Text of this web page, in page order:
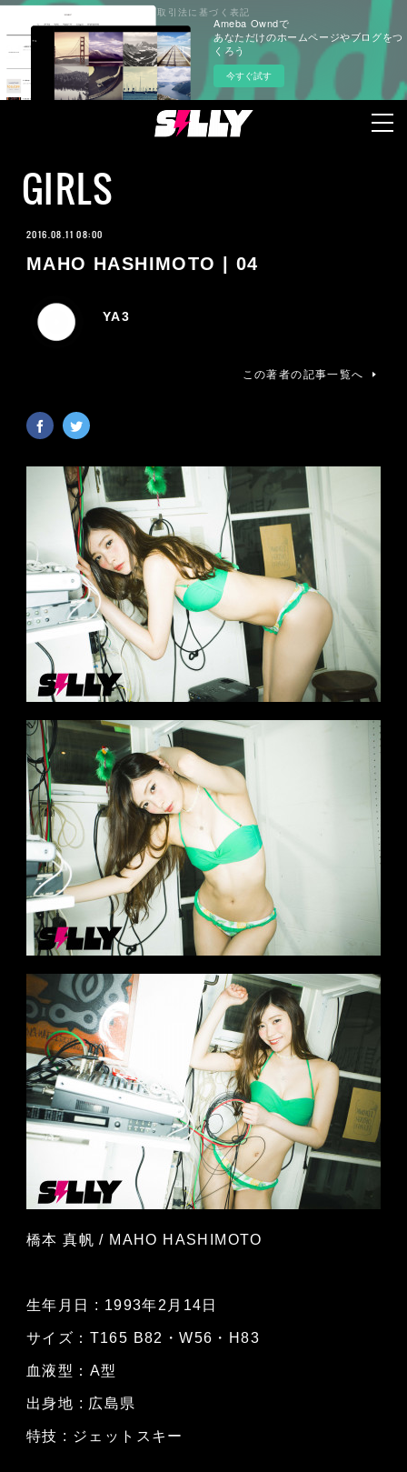
Ameba Owndで
あなただけのホームページやブログをつ
くろう
今すぐ試す
GIRLS
2016.08.11 08:00
MAHO HASHIMOTO | 04
YA3
この著者の記事一覧へ
橋本 真帆 / MAHO HASHIMOTO
生年月日 : 1993年2月14日
サイズ：T165 B82・W56・H83
血液型：A型
出身地 : 広島県
特技 : ジェットスキー
プライバシーポリシー 特定商取引法に基づく表記